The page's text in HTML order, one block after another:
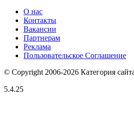
О нас
Контакты
Вакансии
Партнерам
Реклама
Пользовательское Соглашение
© Copyright 2006-2026 Категория
5.4.25